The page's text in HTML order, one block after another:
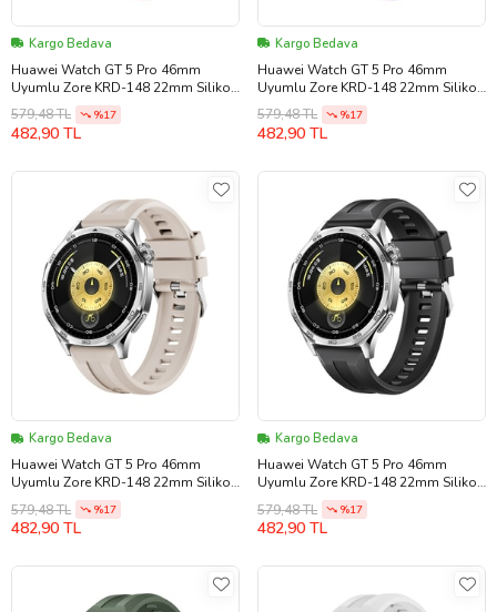
Kargo Bedava
Huawei Watch GT 5 Pro 46mm
Uyumlu Zore KRD-148 22mm Silikon
Kordon
579,48 TL %17
482,90 TL
Kargo Bedava
Huawei Watch GT 5 Pro 46mm
Uyumlu Zore KRD-148 22mm Silikon
Kordon
579,48 TL %17
482,90 TL
Kargo Bedava
Huawei Watch GT 5 Pro 46mm
Uyumlu Zore KRD-148 22mm Silikon
Kordon
579,48 TL %17
482,90 TL
Kargo Bedava
Huawei Watch GT 5 Pro 46mm
Uyumlu Zore KRD-148 22mm Silikon
Kordon
579,48 TL %17
482,90 TL